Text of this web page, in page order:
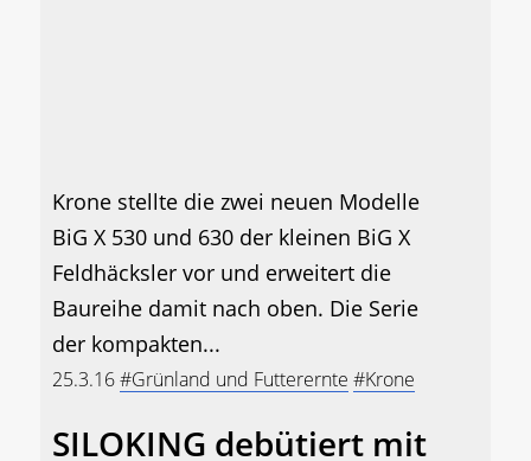
Krone stellte die zwei neuen Modelle
BiG X 530 und 630 der kleinen BiG X
Feldhäcksler vor und erweitert die
Baureihe damit nach oben. Die Serie
der kompakten...
25.3.16#Grünland und Futterernte #Krone
SILOKING debütiert mit